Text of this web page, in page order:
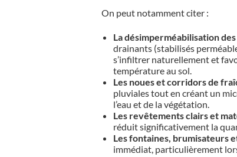
On peut notamment citer :
La désimperméabilisation des
drainants (stabilisés
s’infiltrer naturellement et
température au sol.
Les noues et corridors de
pluviales tout en créant un
l’eau et de la végétation.
Les revêtements clairs et
réduit significativement la
Les fontaines, brumisateurs
immédiat, particulièrement